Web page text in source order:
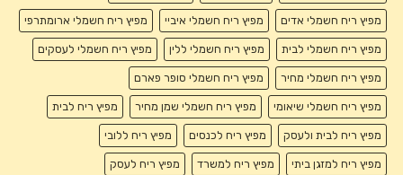
מפיץ ריח חשמלי אדים מפיץ ריח חשמלי איביי מפיץ ריח חשמלי ארומתרפי
מפיץ ריח חשמלי לבית מפיץ ריח חשמלי ללין מפיץ ריח חשמלי לעסקים
מפיץ ריח חשמלי מחיר מפיץ ריח חשמלי סופר פארם
מפיץ ריח חשמלי שיאומי מפיץ ריח חשמלי שמן מחיר מפיץ ריח לבית
מפיץ ריח לבית ולעסק מפיץ ריח לכנסים מפיץ ריח ללובי
מפיץ ריח למזגן ביתי מפיץ ריח למשרד מפיץ ריח לעסק